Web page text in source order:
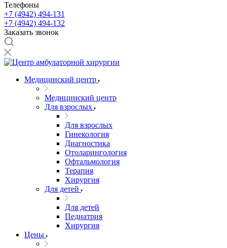
Телефоны
+7 (4942) 494-131
+7 (4942) 494-132
Заказать звонок
Медицинский центр
Медицинский центр
Для взрослых
Для взрослых
Гинекология
Диагностика
Отоларингология
Офтальмология
Терапия
Хирургия
Для детей
Для детей
Педиатрия
Хирургия
Цены